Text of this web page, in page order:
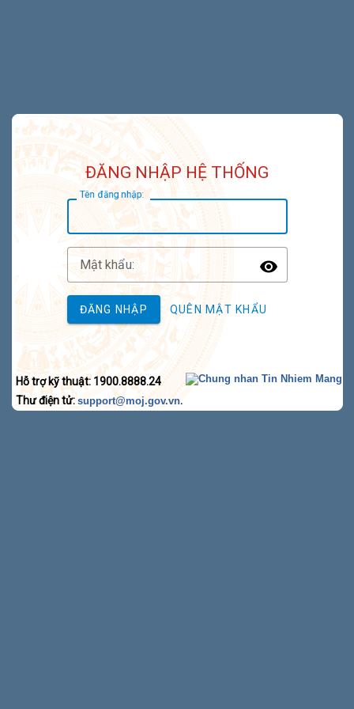
ĐĂNG NHẬP HỆ THỐNG
Tên đăng nhập:
Mật khẩu:
Toggle
ĐĂNG NHẬP QUÊN MẬT KHẨU
Hỗ trợ kỹ thuật: 1900.8888.24
Thư điện tử: support@moj.gov.vn.